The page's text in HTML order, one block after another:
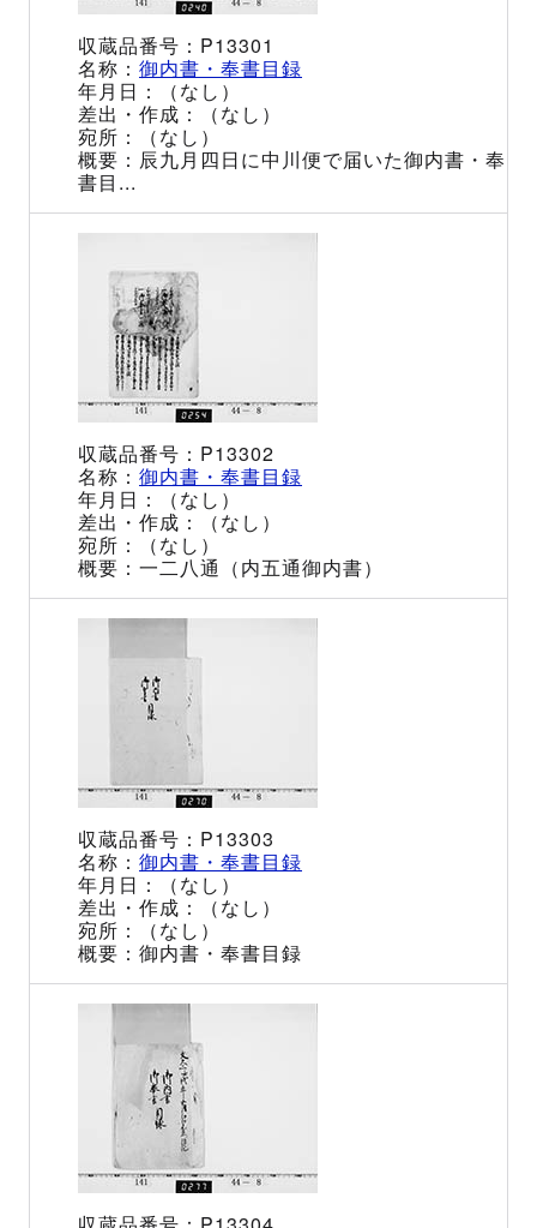
P13301
御内書・奉書目録
（なし）
（なし）
（なし）
辰九月四日に中川便で届いた御内書・奉
書目...
P13302
御内書・奉書目録
（なし）
（なし）
（なし）
一二八通（内五通御内書）
P13303
御内書・奉書目録
（なし）
（なし）
（なし）
御内書・奉書目録